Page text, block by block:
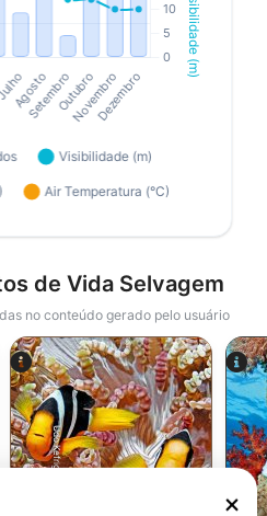
de Vida Selvagem
no conteúdo gerado pelo usuário
Udo Kefrig